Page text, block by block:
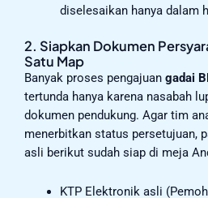
diselesaikan hanya dalam
2. Siapkan Dokumen
Satu Map
Banyak proses pengajuan gadai
tertunda hanya karena nasabah
dokumen pendukung. Agar tim
menerbitkan status persetujuan,
asli berikut sudah siap di meja
KTP Elektronik asli